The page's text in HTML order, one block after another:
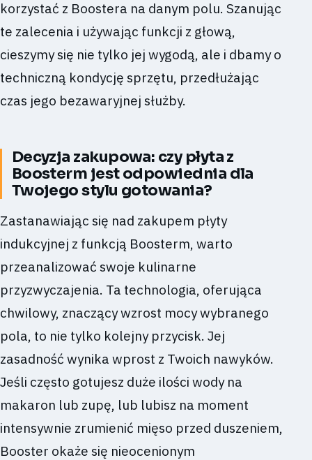
korzystać z Boostera na danym polu. Szanując
te zalecenia i używając funkcji z głową,
cieszymy się nie tylko jej wygodą, ale i dbamy o
techniczną kondycję sprzętu, przedłużając
czas jego bezawaryjnej służby.
Decyzja zakupowa: czy płyta z
Boosterm jest odpowiednia dla
Twojego stylu gotowania?
Zastanawiając się nad zakupem płyty
indukcyjnej z funkcją Boosterm, warto
przeanalizować swoje kulinarne
przyzwyczajenia. Ta technologia, oferująca
chwilowy, znaczący wzrost mocy wybranego
pola, to nie tylko kolejny przycisk. Jej
zasadność wynika wprost z Twoich nawyków.
Jeśli często gotujesz duże ilości wody na
makaron lub zupę, lub lubisz na moment
intensywnie zrumienić mięso przed duszeniem,
Booster okaże się nieocenionym